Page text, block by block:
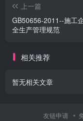
上一篇
GB50656-2011--施工
全生产管理规范
相关推荐
暂无相关文章
友链申请